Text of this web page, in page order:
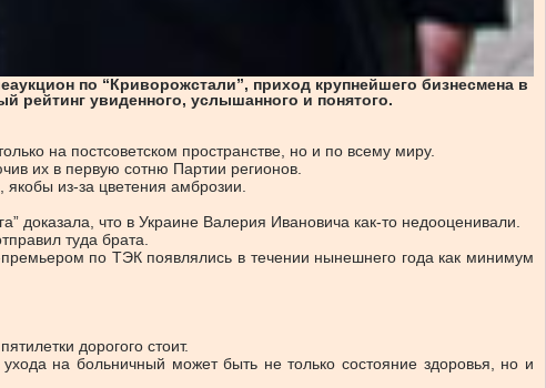
по “Криворожстали”, приход крупнейшего бизнесмена в
рейтинг увиденного, услышанного и понятого.
на постсоветском пространстве, но и по всему миру.
их в первую сотню Партии регионов.
из-за цветения амброзии.
доказала, что в Украине Валерия Ивановича как-то недооценивали.
туда брата.
по ТЭК появлялись в течении нынешнего года как минимум
дорогого стоит.
на больничный может быть не только состояние здоровья, но и